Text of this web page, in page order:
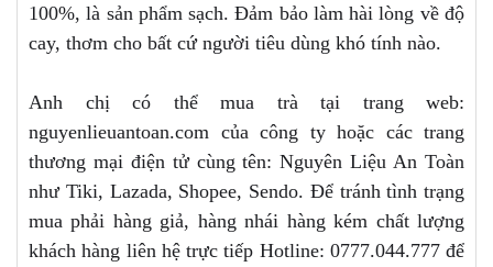
100%, là sản phẩm sạch. Đảm bảo làm hài lòng về độ
cay, thơm cho bất cứ người tiêu dùng khó tính nào.
Anh chị có thể mua trà tại trang web:
nguyenlieuantoan.com của công ty hoặc các trang
thương mại điện tử cùng tên: Nguyên Liệu An Toàn
như Tiki, Lazada, Shopee, Sendo. Để tránh tình trạng
mua phải hàng giả, hàng nhái hàng kém chất lượng
khách hàng liên hệ trực tiếp Hotline: 0777.044.777 để